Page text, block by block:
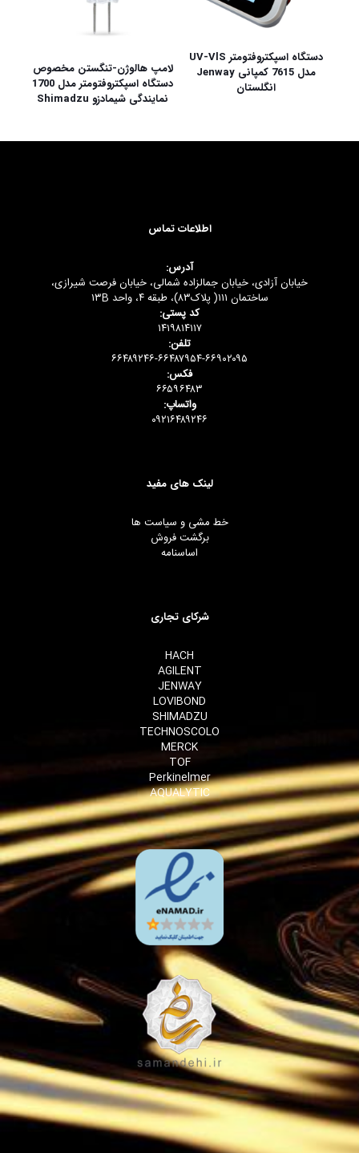
دستگاه اسپکتروفتومتر UV-VlS
مدل 7615 کمپانی Jenway
انگلستان
لامپ هالوژن-تنگستن مخصوص
دستگاه اسپکتروفتومتر مدل 1700
نمایندگی شیمادزو Shimadzu
اطلاعات تماس
آدرس:
خیابان آزادی، خیابان جمالزاده شمالی، خیابان فرصت شیرازی،
ساختمان ۱۱۱( پلاک۸۳)، طبقه ۴، واحد ۱۳B
کد پستی:
۱۴۱۹۸۱۴۱۱۷
تلفن:
۶۶۴۸۹۲۴۶-۶۶۴۸۷۹۵۴-۶۶۹۰۲۰۹۵
فکس:
۶۶۵۹۶۴۸۳
واتساپ:
۰۹۲۱۶۴۸۹۲۴۶
لینک های مفید
خط مشی و سیاست ها
برگشت فروش
اساسنامه
شرکای تجاری
HACH
AGILENT
JENWAY
LOVIBOND
SHIMADZU
TECHNOSCOLO
MERCK
TOF
Perkinelmer
AQUALYTIC